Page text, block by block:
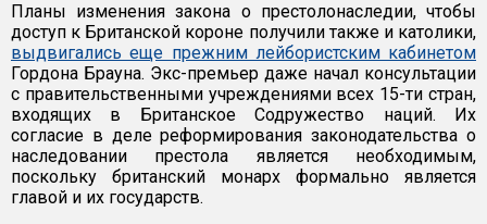
Планы изменения закона о престолонаследии, чтобы
доступ к Британской короне получили также и католики,
выдвигались еще прежним лейбористским кабинетом
Гордона Брауна. Экс-премьер даже начал консультации
с правительственными учреждениями всех 15-ти стран,
входящих в Британское Содружество наций. Их
согласие в деле реформирования законодательства о
наследовании престола является необходимым,
поскольку британский монарх формально является
главой и их государств.